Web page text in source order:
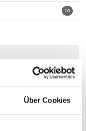
Über Cookies
10
1
klimatyzacja